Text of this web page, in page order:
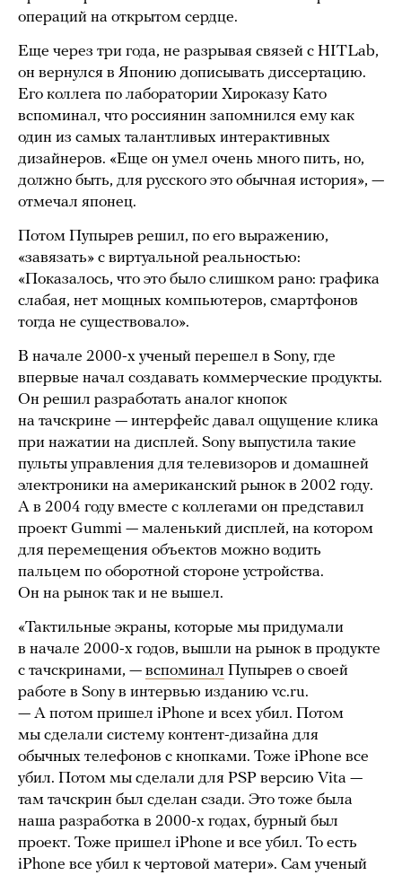
операций на открытом сердце.
Еще через три года, не разрывая связей с HITLab,
он вернулся в Японию дописывать диссертацию.
Его коллега по лаборатории Хироказу Като
вспоминал, что россиянин запомнился ему как
один из самых талантливых интерактивных
дизайнеров. «Еще он умел очень много пить, но,
должно быть, для русского это обычная история», —
отмечал японец.
Потом Пупырев решил, по его выражению,
«завязать» с виртуальной реальностью:
«Показалось, что это было слишком рано: графика
слабая, нет мощных компьютеров, смартфонов
тогда не существовало».
В начале 2000-х ученый перешел в Sony, где
впервые начал создавать коммерческие продукты.
Он решил разработать аналог кнопок
на тачскрине — интерфейс давал ощущение клика
при нажатии на дисплей. Sony выпустила такие
пульты управления для телевизоров и домашней
электроники на американский рынок в 2002 году.
А в 2004 году вместе с коллегами он представил
проект Gummi — маленький дисплей, на котором
для перемещения объектов можно водить
пальцем по оборотной стороне устройства.
Он на рынок так и не вышел.
«Тактильные экраны, которые мы придумали
в начале 2000-х годов, вышли на рынок в продукте
с тачскринами, — вспоминал Пупырев о своей
работе в Sony в интервью изданию vc.ru.
— А потом пришел iPhone и всех убил. Потом
мы сделали систему контент-дизайна для
обычных телефонов с кнопками. Тоже iPhone все
убил. Потом мы сделали для PSP версию Vita —
там тачскрин был сделан сзади. Это тоже была
наша разработка в 2000-х годах, бурный был
проект. Тоже пришел iPhone и все убил. То есть
iPhone все убил к чертовой матери». Сам ученый